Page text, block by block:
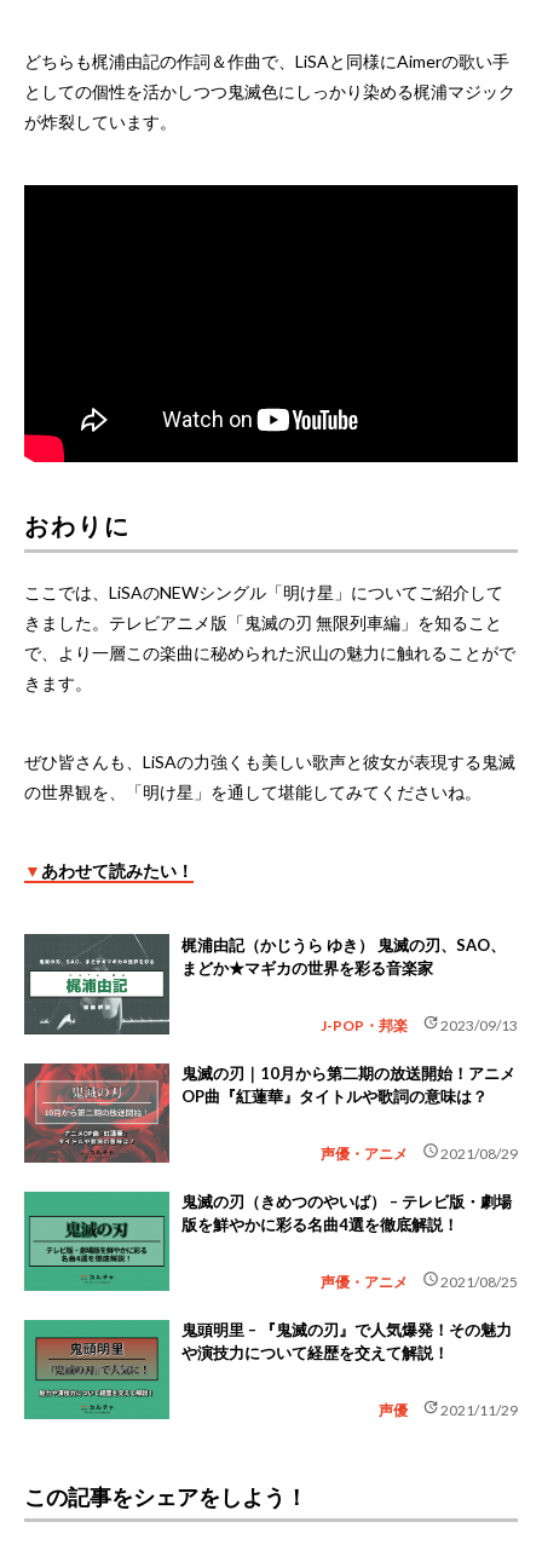
どちらも梶浦由記の作詞＆作曲で、LiSAと同様にAimerの歌い手
としての個性を活かしつつ鬼滅色にしっかり染める梶浦マジック
が炸裂しています。
おわりに
ここでは、LiSAのNEWシングル「明け星」についてご紹介して
きました。テレビアニメ版「鬼滅の刃 無限列車編」を知ること
で、より一層この楽曲に秘められた沢山の魅力に触れることがで
きます。
ぜひ皆さんも、LiSAの力強くも美しい歌声と彼女が表現する鬼滅
の世界観を、「明け星」を通して堪能してみてくださいね。
▼ あわせて読みたい！
梶浦由記（かじうら ゆき） 鬼滅の刃、SAO、
まどか★マギカの世界を彩る音楽家
J-POP・邦楽 update2023/09/13
鬼滅の刃｜10月から第二期の放送開始！アニメ
OP曲『紅蓮華』タイトルや歌詞の意味は？
声優・アニメ schedule2021/08/29
鬼滅の刃（きめつのやいば） – テレビ版・劇場
版を鮮やかに彩る名曲4選を徹底解説！
声優・アニメ schedule2021/08/25
鬼頭明里 – 『鬼滅の刃』で人気爆発！その魅力
や演技力について経歴を交えて解説！
声優 update2021/11/29
この記事をシェアをしよう！